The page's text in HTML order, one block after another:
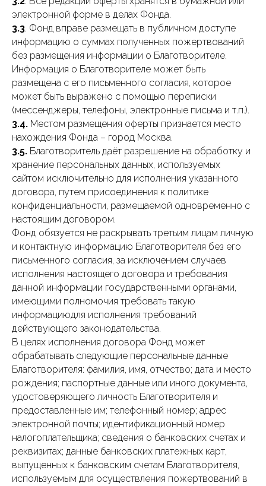
электронной форме в делах Фонда.
3.3. Фонд вправе размещать в публичном доступе
информацию о суммах полученных пожертвований
без размещения информации о Благотворителе.
Информация о Благотворителе может быть
размещена с его письменного согласия, которое
может быть выражено с помощью переписки
(мессенджеры, телефоны, электронные письма и т.п.).
3.4. Местом размещения оферты признается место
нахождения Фонда – город Москва.
3.5. Благотворитель даёт разрешение на обработку и
хранение персональных данных, используемых
сайтом исключительно для исполнения указанного
договора, путем присоединения к политике
конфиденциальности, размещаемой одновременно с
настоящим договором.
Фонд обязуется не раскрывать третьим лицам личную
и контактную информацию Благотворителя без его
письменного согласия, за исключением случаев
исполнения настоящего договора и требования
данной информации государственными органами,
имеющими полномочия требовать такую
информациюдля исполнения требований
действующего законодательства.
В целях исполнения договора Фонд может
обрабатывать следующие персональные данные
Благотворителя: фамилия, имя, отчество; дата и место
рождения; паспортные данные или иного документа,
удостоверяющего личность Благотворителя и
предоставленные им; телефонный номер; адрес
электронной почты; идентификационный номер
налогоплательщика; сведения о банковских счетах и
реквизитах; данные банковских платежных карт,
выпущенных к банковским счетам Благотворителя,
используемым для осуществления пожертвований в